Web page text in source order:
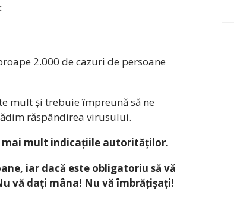
2.000 de cazuri de persoane
mult și trebuie împreună să ne
răspândirea virusului.
mai mult indicațiile autorităților.
iar dacă este obligatoriu să vă
vă dați mâna! Nu vă îmbrățișați!